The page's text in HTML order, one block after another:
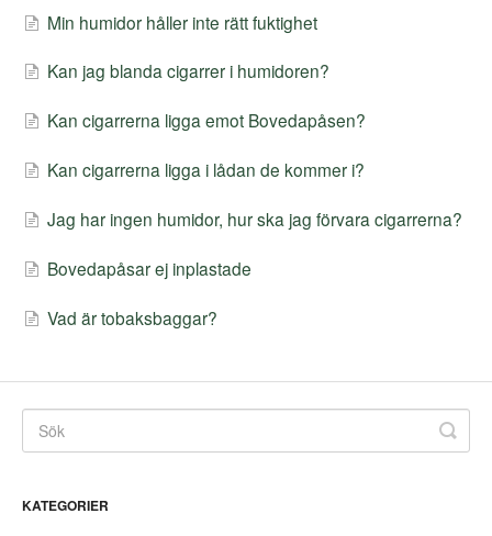
Min humidor håller inte rätt fuktighet
Kan jag blanda cigarrer i humidoren?
Kan cigarrerna ligga emot Bovedapåsen?
Kan cigarrerna ligga i lådan de kommer i?
Jag har ingen humidor, hur ska jag förvara cigarrerna?
Bovedapåsar ej inplastade
Vad är tobaksbaggar?
KATEGORIER